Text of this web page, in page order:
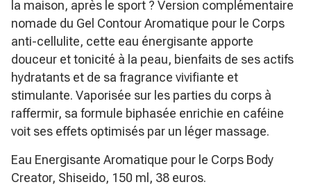
la maison, après le sport ? Version complémentaire
nomade du Gel Contour Aromatique pour le Corps
anti-cellulite, cette eau énergisante apporte
douceur et tonicité à la peau, bienfaits de ses actifs
hydratants et de sa fragrance vivifiante et
stimulante. Vaporisée sur les parties du corps à
raffermir, sa formule biphasée enrichie en caféine
voit ses effets optimisés par un léger massage.
Eau Energisante Aromatique pour le Corps Body
Creator, Shiseido, 150 ml, 38 euros.